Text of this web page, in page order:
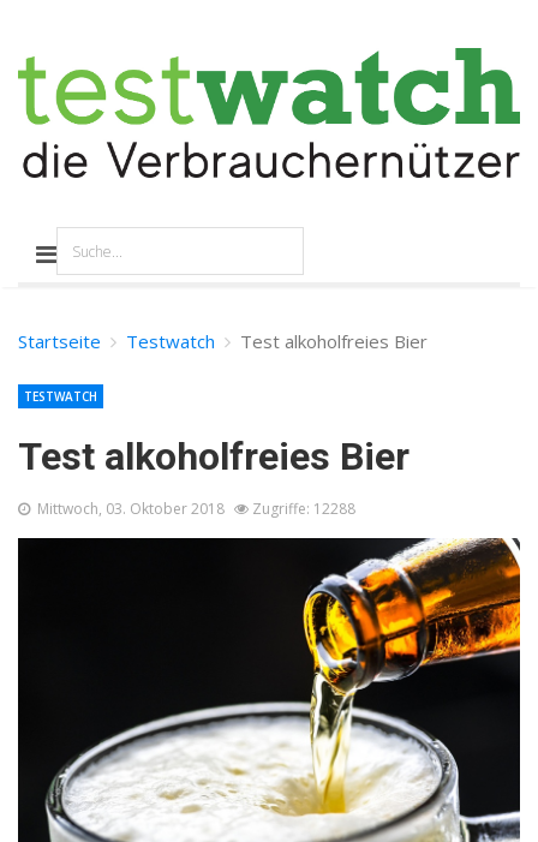
Startseite Testwatch Test alkoholfreies Bier
Test alkoholfreies Bier
TESTWATCH
Mittwoch, 03. Oktober 2018 Zugriffe: 12288